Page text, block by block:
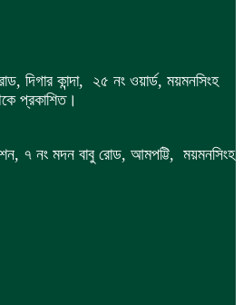
দিগার কান্দা, ২৫ নং ওয়ার্ড, ময়মনসিংহ
প্রকাশিত।
৭ নং মদন বাবু রোড, আমপট্টি, ময়মনসিংহ